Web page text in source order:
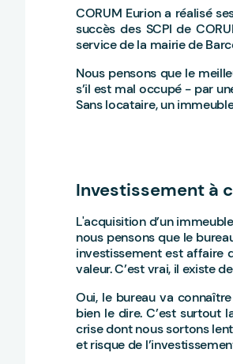
CORUM Eurion a réalisé
succès des SCPI de
service de la mairie de
Nous pensons que le
s’il est mal occupé - par
Sans locataire, un
Investissement à
L'acquisition d’un
nous pensons que le
investissement est affaire
valeur. C’est vrai, il existe
Oui, le bureau va
bien le dire. C’est surtout
crise dont nous sortons
et risque de